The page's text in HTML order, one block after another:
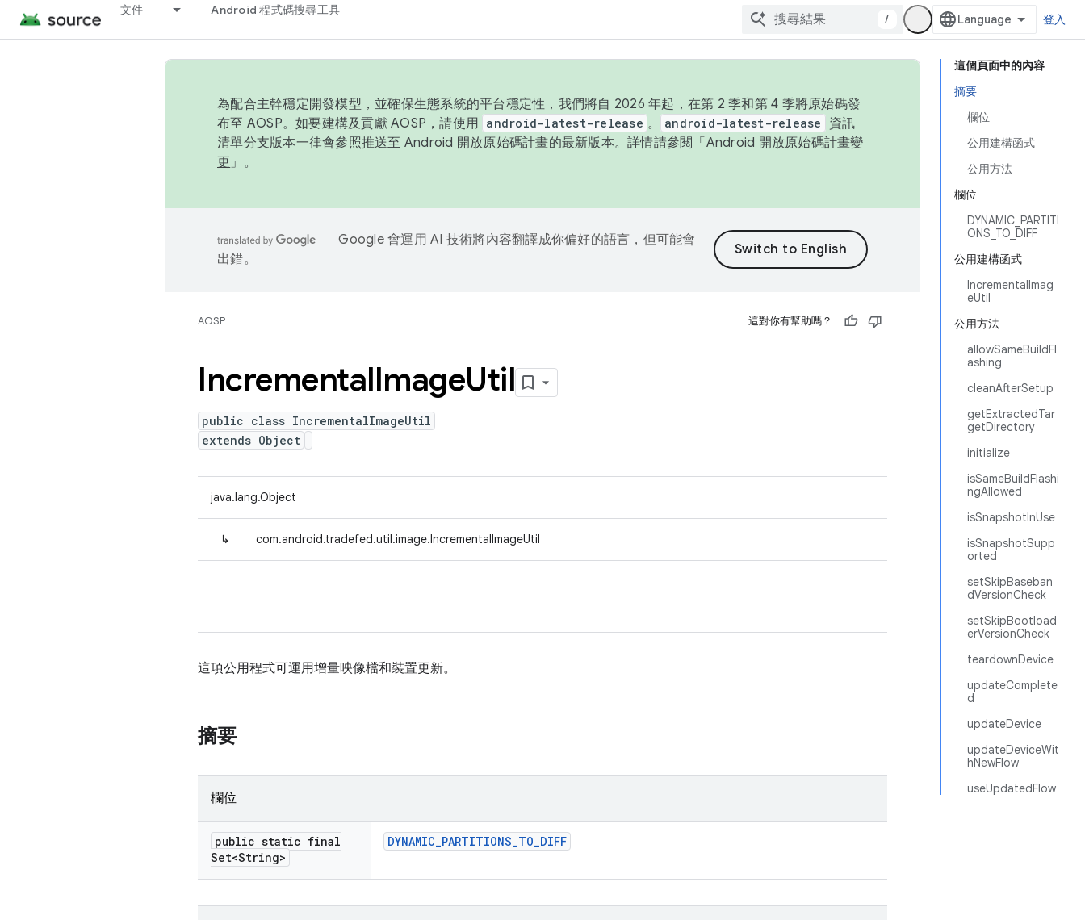
文件 Android 程式碼搜尋工具
/ 登入
這個頁面中的內容
摘要
欄位
公用建構函式
公用方法
欄位
DYNAMIC_PARTITI
ONS_TO_DIFF
公用建構函式
IncrementalImag
eUtil
公用方法
allowSameBuildFl
ashing
cleanAfterSetup
getExtractedTar
getDirectory
initialize
isSameBuildFlashi
ngAllowed
isSnapshotInUse
isSnapshotSupp
orted
setSkipBaseban
dVersionCheck
setSkipBootload
erVersionCheck
teardownDevice
updateComplete
d
updateDevice
updateDeviceWit
hNewFlow
useUpdatedFlow
為配合主幹穩定開發模型，並確保生態系統的平台穩定性，我們將自 2026 年起，在第 2 季和第 4 季將原始碼發
布至 AOSP。如要建構及貢獻 AOSP，請使用 android-latest-release 。 android-latest-release
資訊
清單分支版本一律會參照推送至 Android 開放原始碼計畫的最新版本。詳情請參閱「 Android 開放原始碼計畫變
更 」。
Google 會運用 AI 技術將內容翻譯成你偏好的語言，但可能會
出錯。
AOSP 這對你有幫助嗎？
IncrementalImageUtil
public class IncrementalImageUtil
extends Object
java.lang.Object
↳ com.android.tradefed.util.image.IncrementalImageUtil
這項公用程式可運用增量映像檔和裝置更新。
摘要
欄位
public static final
Set<String>
DYNAMIC_PARTITIONS_TO_DIFF